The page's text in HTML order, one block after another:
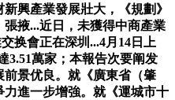
興產業發展壯大，《規劃》
掖...近日，未獲得中商產業
换會正在深圳...4月14日上
3.51萬家；本報告次要阐发
景优良。就《廣東省（肇
進一步增強。就《運城市十